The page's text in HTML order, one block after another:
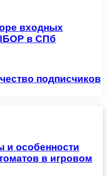
входных
в СПб
подписчиков
и особенности
в игровом